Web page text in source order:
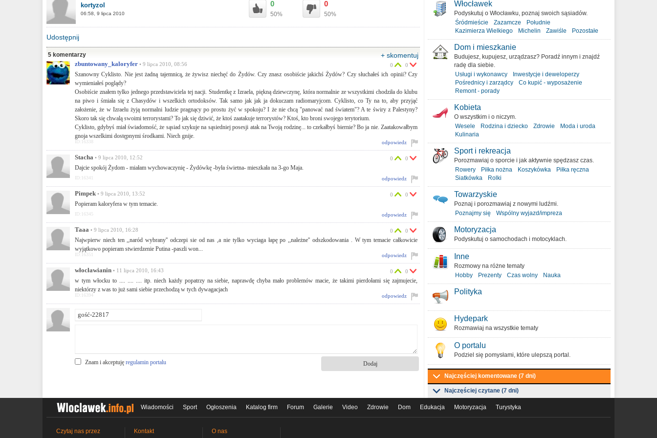
kortyzol
06:58, 9 lipca 2010
0
50%
0
50%
Udostępnij
5 komentarzy + skomentuj
zbuntowany_kaloryfer • 9 lipca 2010, 08:56
Szanowny Cyklisto. Nie jest żadną tajemnicą, że żywisz niechęć do Żydów. Czy znasz osobiście jakichś Żydów? Czy słuchałeś ich opinii? Czy
wymieniałeś poglądy?
Osobiście znałem tylko jednego przedstawiciela tej nacji. Studentkę z Izraela, piękną dziewczynę, która normalnie ze wszystkimi chodziła do klubu
na piwo i śmiała się z Chasydów i wszelkich ortodoksów. Tak samo jak jak ja dokuczam radiomaryjcom. Cyklisto, co Ty na to, aby przyjąć
założenie, że w Izraelu żyją normalni ludzie pragnący po prostu żyć w spokoju? I że nie chcą "panować nad światem"? A te świry z Palestyny?
Skoro tak się chwalą swoimi terrorystami? To jak się dziwić, że ktoś zaatakuje terrorystów? Ktoś, kto broni swojego terytorium.
Cyklisto, gdybyś miał świadomość, że sąsiad szykuje na sąsiedniej posesji atak na Twoją rodzinę... to czekałbyś biernie? Bo ja nie. Zaatakowałbym
gnoja wszelkimi dostępnymi środkami. Niech gnije.
0 0
odpowiedz
ID:16338
Stacha • 9 lipca 2010, 12:52
Dajcie spokój Żydom - miałam wychowaczynię - Żydówkę -była świetna- mieszkała na 3-go Maja.
0 0
odpowiedz
ID:16341
Pimpek • 9 lipca 2010, 13:52
Popieram kaloryfera w tym temacie.
0 0
odpowiedz
ID:16345
Taaa • 9 lipca 2010, 16:28
Najwpierw niech ten ,,naród wybrany'' odczepi sie od nas ,a nie tylko wyciaga łapę po ,,należne'' odszkodowania . W tym temacie całkowicie
wyjątkowo popieram stwierdzenie Putina -paszli won...
0 0
odpowiedz
ID:16351
włocławianin • 11 lipca 2010, 16:43
w tym włocku to .... .... .... itp. niech każdy popatrzy na siebie, naprawdę chyba mało problemów macie, że takimi pierdołami się zajmujecie,
niektórzy z was to już sami siebie przechodzą w tych dywagacjach
0 0
odpowiedz
ID:16394
Znam i akceptuję regulamin portalu
Włocławek
Podyskutuj o Włocławku, poznaj swoich sąsiadów.
Śródmieście
Zazamcze
Południe
Kazimierza Wielkiego
Michelin Zawiśle Pozostałe
Dom i mieszkanie
Budujesz, kupujesz, urządzasz? Poradź innym i znajdź
radę dla siebie.
Usługi i wykonawcy
Inwestycje i deweloperzy
Pośrednicy i zarządcy
Co kupić - wyposażenie
Remont - porady
Kobieta
O wszystkim i o niczym.
Wesele
Rodzina i dziecko Zdrowie
Moda i uroda
Kulinaria
Sport i rekreacja
Porozmawiaj o sporcie i jak aktywnie spędzasz czas.
Rowery
Piłka nożna Koszykówka
Piłka ręczna
Siatkówka
Rolki
Towarzyskie
Poznaj i porozmawiaj z nowymi ludźmi.
Poznajmy się
Wspólny wyjazd/impreza
Motoryzacja
Podyskutuj o samochodach i motocyklach.
Inne
Rozmowy na różne tematy
Hobby
Prezenty Czas wolny Nauka
Polityka
Hydepark
Rozmawiaj na wszystkie tematy
O portalu
Podziel się pomysłami, które ulepszą portal.
Najczęściej komentowane (7 dni)
Najczęściej czytane (7 dni)
Wiadomości Sport Ogłoszenia Katalog firm Forum Galerie Video Zdrowie Dom Edukacja Motoryzacja Turystyka
Czytaj nas przez Kontakt O nas